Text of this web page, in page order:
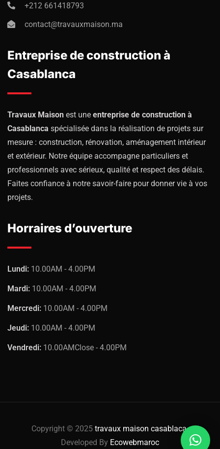
+212 661418793
contact@travauxmaison.ma
Entreprise de construction à
Casablanca
Travaux Maison est une entreprise de construction à
Casablanca spécialisée dans la réalisation de projets sur
mesure : construction, rénovation, aménagement intérieur
et extérieur. Notre équipe accompagne particuliers et
professionnels avec sérieux, qualité et respect des délais.
Faites confiance à notre savoir-faire pour donner vie à vos
projets.
Horraires d’ouverture
Lundi: 10.00AM - 4.00PM
Mardi: 10.00AM - 4.00PM
Mercredi: 10.00AM - 4.00PM
Jeudi: 10.00AM - 4.00PM
Vendredi: 10.00AMClose - 4.00PM
Copyright © 2025 travaux maison casablaca.
Developed By Ecowebmaroc